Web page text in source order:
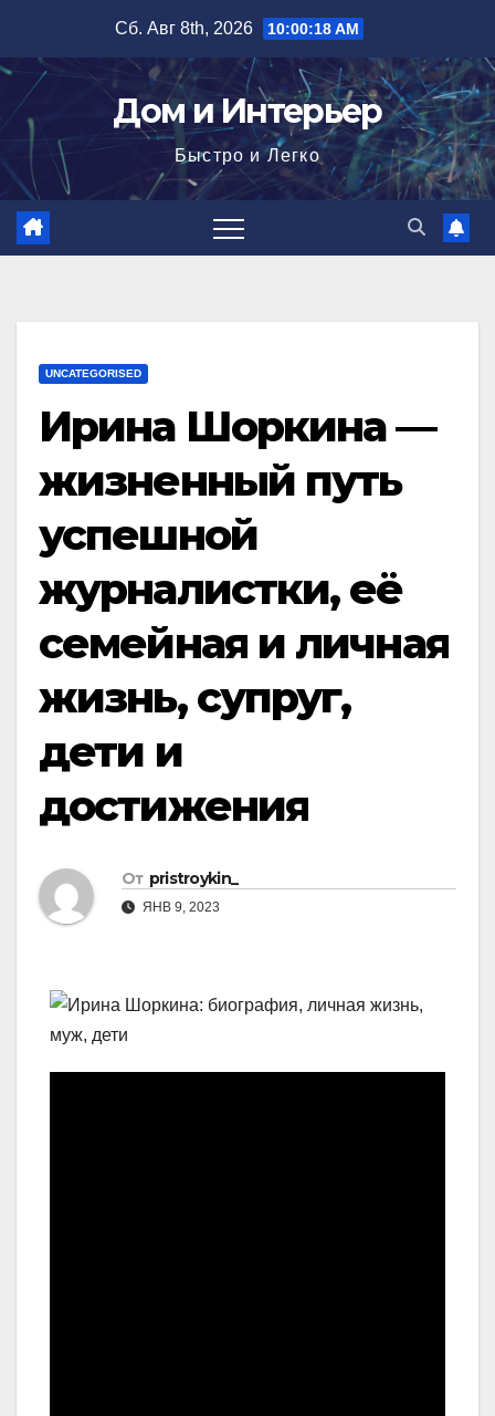
содержимому
Сб. Авг 8th, 2026 10:00:19 AM
Дом и Интерьер
Быстро и Легко
UNCATEGORISED
Ирина Шоркина —
жизненный путь
успешной
журналистки, её
семейная и личная
жизнь, супруг,
дети и
достижения
От pristroykin_
ЯНВ 9, 2023